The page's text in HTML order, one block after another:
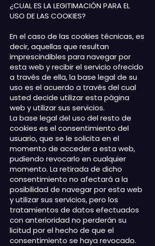
¿CUAL ES LA LEGITIMACIÓN PARA EL
USO DE LAS COOKIES?
En el caso de las cookies técnicas, es
decir, aquellas que resultan
imprescindibles para navegar por
esta web y recibir el servicio ofrecido
a través de ella, la base legal de su
uso es el acuerdo a través del cual
usted decide utilizar esta página
web y utilizar sus servicios.
La base legal del uso del resto de
cookies es el consentimiento del
usuario, que se le solicita en el
momento de acceder a esta web,
pudiendo revocarlo en cualquier
momento. La retirada de dicho
consentimiento no afectará a la
posibilidad de navegar por esta web
y utilizar sus servicios, pero los
tratamientos de datos efectuados
con anterioridad no perderán su
licitud por el hecho de que el
consentimiento se haya revocado.